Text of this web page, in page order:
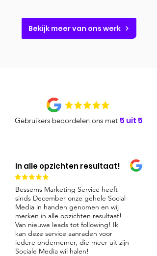
Bekijk meer van ons werk
Gebruikers beoordelen ons met 5 uit 5
In alle opzichten resultaat!
Bessems Marketing Service heeft
sinds December onze gehele Social
Media in handen genomen en wij
merken in alle opzichten resultaat!
Van nieuwe leads tot following! Ik
kan deze service aanraden voor
iedere ondernemer, die meer uit zijn
Sociale Media wil halen!